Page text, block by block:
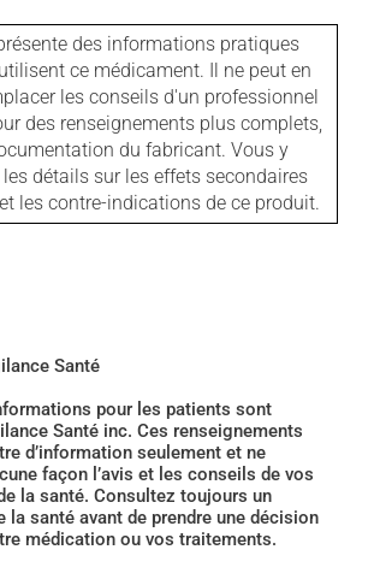
des informations pratiques
ce médicament. Il ne peut en
les conseils d'un professionnel
des renseignements plus complets,
du fabricant. Vous y
détails sur les effets secondaires
les contre-indications de ce produit.
Santé
pour les patients sont
Santé inc. Ces renseignements
d’information seulement et ne
façon l’avis et les conseils de vos
la santé. Consultez toujours un
la santé avant de prendre une décision
médication ou vos traitements.